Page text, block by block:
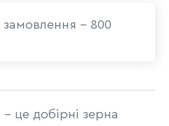
замовлення - 800
це добірні зерна